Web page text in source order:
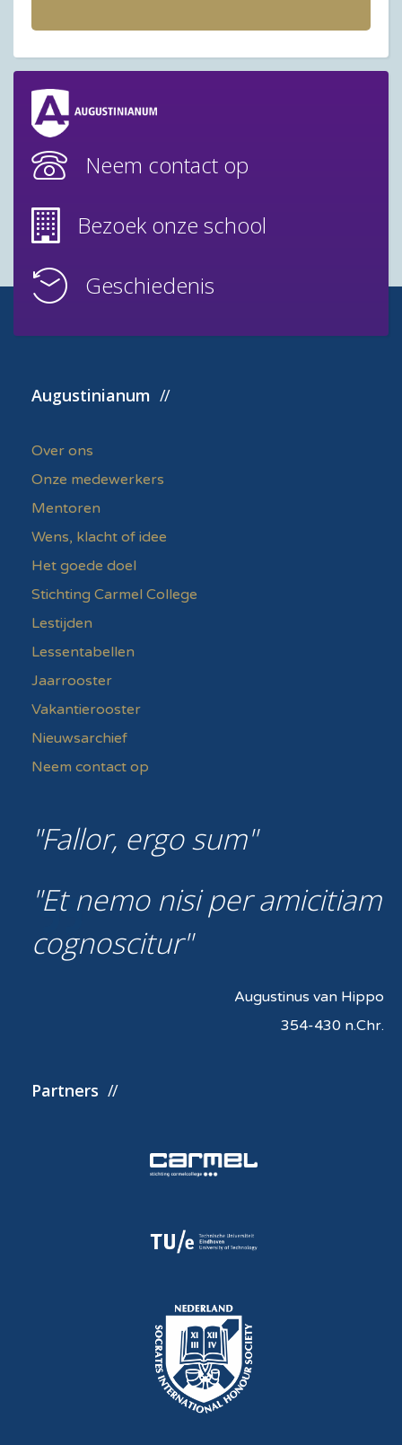
Neem contact op
Bezoek onze school
Geschiedenis
Augustinianum
Over ons
Onze medewerkers
Mentoren
Wens, klacht of idee
Het goede doel
Stichting Carmel College
Lestijden
Lessentabellen
Jaarrooster
Vakantierooster
Nieuwsarchief
Neem contact op
Fallor, ergo sum
Et nemo nisi per amicitiam
cognoscitur
Augustinus van Hippo
354-430 n.Chr.
Partners